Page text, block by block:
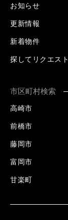
お知らせ
更新情報
新着物件
探してリクエスト
市区町村検索
高崎市
前橋市
藤岡市
富岡市
甘楽町